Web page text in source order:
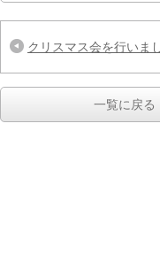
クリスマス会を行いま
一覧に戻る